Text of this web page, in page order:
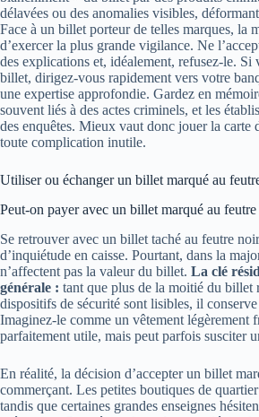
délavées ou des anomalies visibles,
Face à un billet porteur de telles marques, la
d’exercer la plus grande vigilance. Ne
des explications et, idéalement, refusez-le. Si
billet, dirigez-vous rapidement vers votre
une expertise approfondie. Gardez en
souvent liés à des actes criminels, et les
des enquêtes. Mieux vaut donc jouer la carte
toute complication inutile.
Utiliser ou échanger un billet marqué au
Peut-on payer avec un billet marqué au
Se retrouver avec un billet taché au feutre
d’inquiétude en caisse. Pourtant, dans la
n’affectent pas la valeur du billet. La clé
générale : tant que plus de la moitié du billet
dispositifs de sécurité sont lisibles, il
Imaginez-le comme un vêtement légèrement
parfaitement utile, mais peut parfois susciter
En réalité, la décision d’accepter un billet
commerçant. Les petites boutiques de
tandis que certaines grandes enseignes